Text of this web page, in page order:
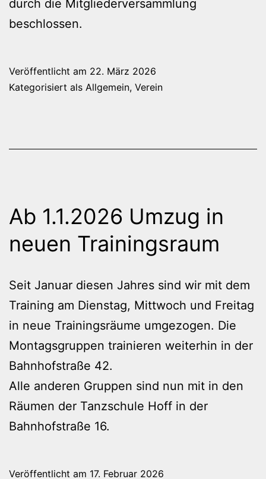
durch die Mitgliederversammlung
beschlossen.
Veröffentlicht am 22. März 2026
Kategorisiert als Allgemein, Verein
Ab 1.1.2026 Umzug in
neuen Trainingsraum
Seit Januar diesen Jahres sind wir mit dem
Training am Dienstag, Mittwoch und Freitag
in neue Trainingsräume umgezogen. Die
Montagsgruppen trainieren weiterhin in der
Bahnhofstraße 42.
Alle anderen Gruppen sind nun mit in den
Räumen der Tanzschule Hoff in der
Bahnhofstraße 16.
Veröffentlicht am 17. Februar 2026